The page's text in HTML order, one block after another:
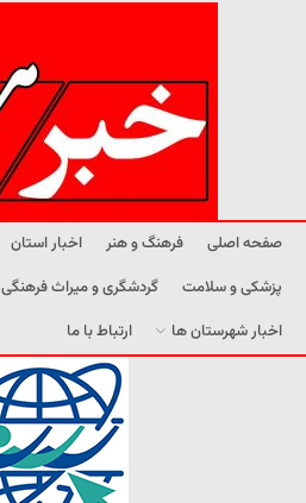
صفحه اصلی فرهنگ و هنر اخبار استان
پزشکی و سلامت
گردشگری و میراث فرهنگی
اخبار شهرستان ها
ارتباط با ما